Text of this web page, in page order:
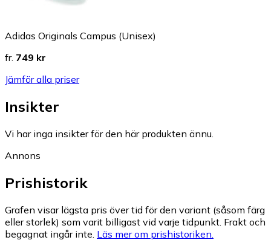
Adidas Originals Campus (Unisex)
fr. 749 kr
Jämför alla priser
Insikter
Vi har inga insikter för den här produkten ännu.
Annons
Prishistorik
Grafen visar lägsta pris över tid för den variant (såsom färg
eller storlek) som varit billigast vid varje tidpunkt. Frakt och
begagnat ingår inte. Läs mer om prishistoriken.